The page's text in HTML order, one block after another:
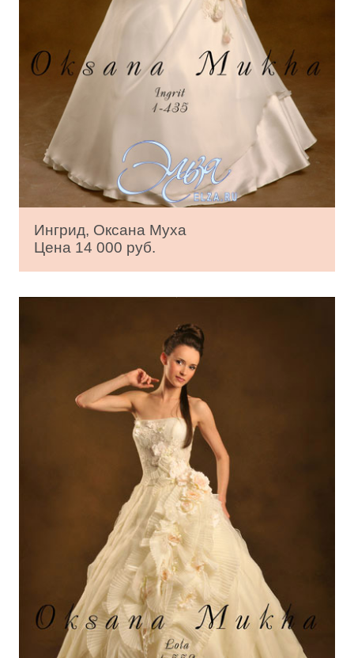
Ингрид, Оксана Муха
Цена 14 000 руб.